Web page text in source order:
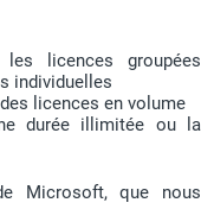
licences groupées
individuelles
licences en volume
durée illimitée ou la
Microsoft, que nous